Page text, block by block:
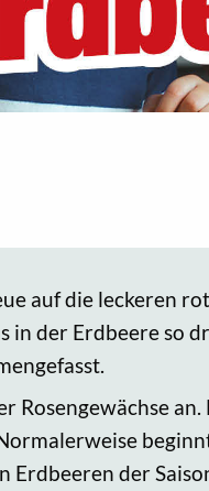
auf die leckeren
in der Erdbeere so
Rosengewächse
Erdbeeren der